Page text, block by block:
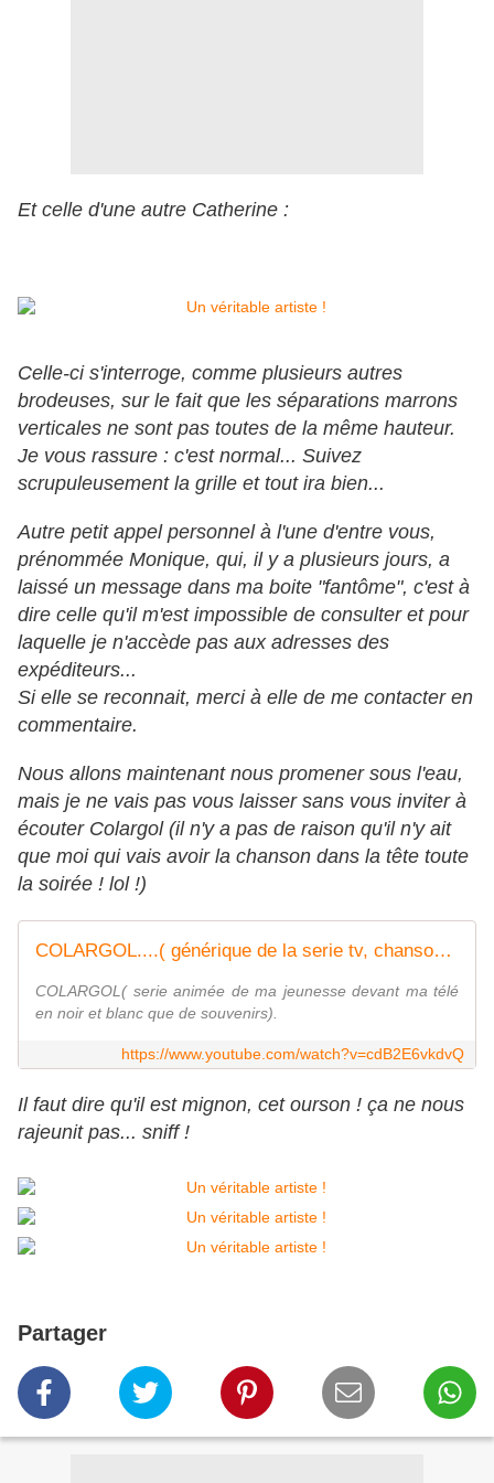
Et celle d'une autre Catherine :
Celle-ci s'interroge, comme plusieurs autres
brodeuses, sur le fait que les séparations marrons
verticales ne sont pas toutes de la même hauteur.
Je vous rassure : c'est normal... Suivez
scrupuleusement la grille et tout ira bien...
Autre petit appel personnel à l'une d'entre vous,
prénommée Monique, qui, il y a plusieurs jours, a
laissé un message dans ma boite "fantôme", c'est à
dire celle qu'il m'est impossible de consulter et pour
laquelle je n'accède pas aux adresses des
expéditeurs...
Si elle se reconnait, merci à elle de me contacter en
commentaire.
Nous allons maintenant nous promener sous l'eau,
mais je ne vais pas vous laisser sans vous inviter à
écouter Colargol (il n'y a pas de raison qu'il n'y ait
que moi qui vais avoir la chanson dans la tête toute
la soirée ! lol !)
COLARGOL....( générique de la serie tv, chanson ecrite par mireille du petit conservatoire ).
COLARGOL( serie animée de ma jeunesse devant ma télé
en noir et blanc que de souvenirs).
https://www.youtube.com/watch?v=cdB2E6vkdvQ
Il faut dire qu'il est mignon, cet ourson ! ça ne nous
rajeunit pas... sniff !
Partager